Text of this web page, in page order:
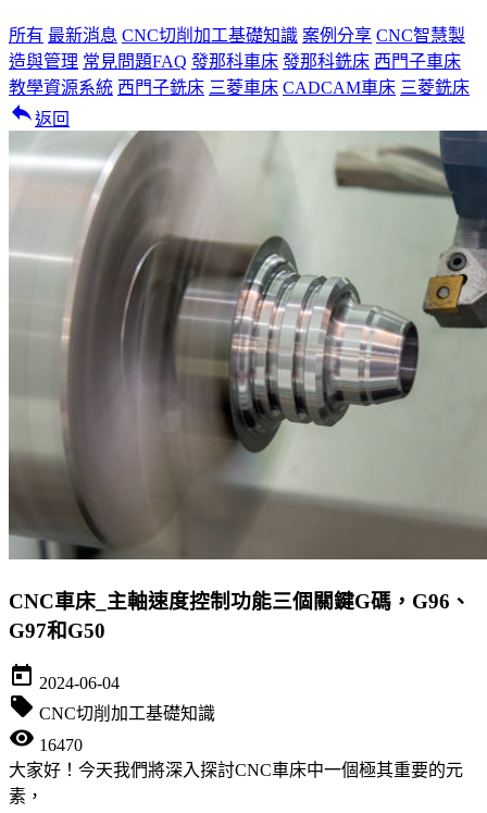
所有 最新消息 CNC切削加工基礎知識 案例分享 CNC智慧製
造與管理 常見問題FAQ 發那科車床 發那科銑床 西門子車床
教學資源系統 西門子銑床 三菱車床 CADCAM車床 三菱銑床
reply返回
CNC車床_主軸速度控制功能三個關鍵G碼，G96、
G97和G50
today 2024-06-04
local_offer CNC切削加工基礎知識
visibility 16470
大家好！今天我們將深入探討CNC車床中一個極其重要的元
素，